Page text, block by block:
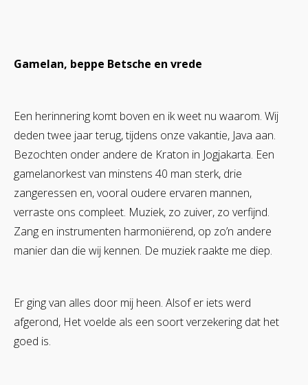
Gamelan, beppe Betsche en vrede
Een herinnering komt boven en ik weet nu waarom. Wij
deden twee jaar terug, tijdens onze vakantie, Java aan.
Bezochten onder andere de Kraton in Jogjakarta. Een
gamelanorkest van minstens 40 man sterk, drie
zangeressen en, vooral oudere ervaren mannen,
verraste ons compleet. Muziek, zo zuiver, zo verfijnd.
Zang en instrumenten harmoniërend, op zo’n andere
manier dan die wij kennen. De muziek raakte me diep.
Er ging van alles door mij heen. Alsof er iets werd
afgerond, Het voelde als een soort verzekering dat het
goed is.